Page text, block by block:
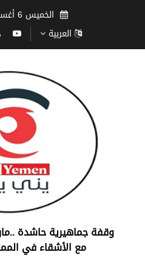
الخميس 6 أغسطس 2026 م
العربية
‏وقفة جماهيرية حاشدة
مع الأشقاء في